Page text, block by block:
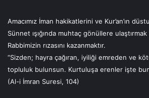
Amacımız İman hakikatlerini ve Kur’an’ın
Sünnet ışığında muhtaç gönüllere
Rabbimizin rızasını kazanmaktır.
“Sizden; hayra çağıran, iyiliği emreden ve
topluluk bulunsun. Kurtuluşa erenler işte
(Al-i İmran Suresi, 104)